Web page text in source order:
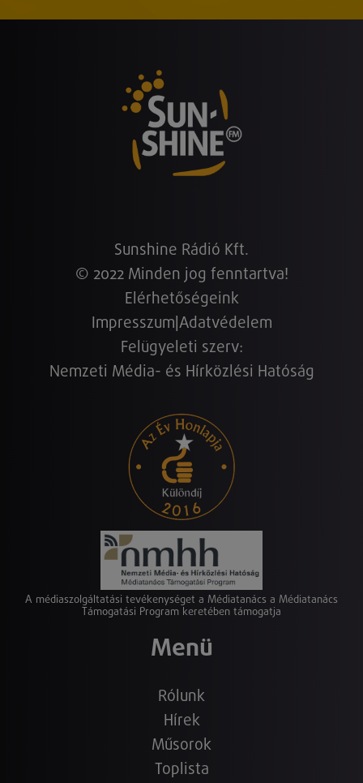
Sunshine Rádió Kft.
© 2022 Minden jog fenntartva!
Elérhetőségeink
Impresszum Adatvédelem
Felügyeleti szerv:
Nemzeti Média- és Hírközlési Hatóság
A médiaszolgáltatási tevékenységet a Médiatanács a Médiatanács
Támogatási Program keretében támogatja
Menü
Rólunk
Hírek
Műsorok
Toplista